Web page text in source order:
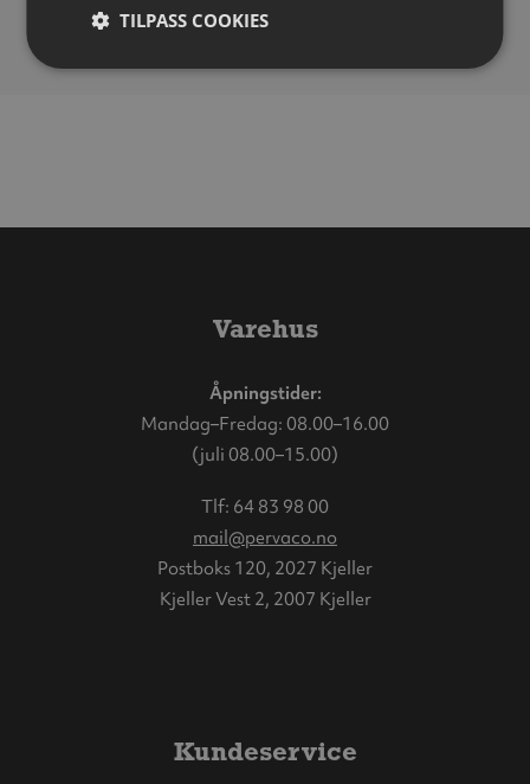
Bruksområde:Ute/inne
Varehus
Åpningstider:
Mandag–Fredag: 08.00–16.00
(juli 08.00–15.00)
Tlf: 64 83 98 00
mail@pervaco.no
Postboks 120, 2027 Kjeller
Kjeller Vest 2, 2007 Kjeller
Kundeservice
TILPASS COOKIES